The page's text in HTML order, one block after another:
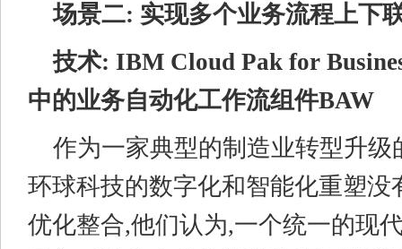
场景二: 实现多个业务流程上下
技术: IBM Cloud Pak for
中的业务自动化工作流组件BAW
作为一家典型的制造业转型升级
环球科技的数字化和智能化重塑没
优化整合,他们认为,一个统一的现